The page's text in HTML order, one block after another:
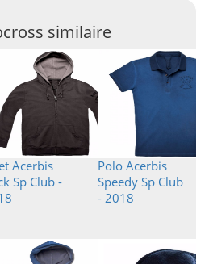
similaire
Acerbis
Sp Club -
Polo Acerbis
Speedy Sp Club
- 2018